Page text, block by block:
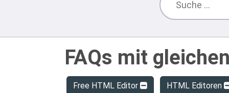
FAQs mit
Free HTML Editor HTML Editoren